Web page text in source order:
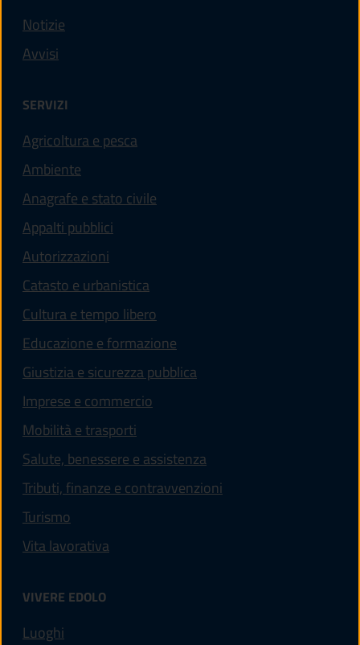
Notizie
Avvisi
SERVIZI
Agricoltura e pesca
Ambiente
Anagrafe e stato civile
Appalti pubblici
Autorizzazioni
Catasto e urbanistica
Cultura e tempo libero
Educazione e formazione
Giustizia e sicurezza pubblica
Imprese e commercio
Mobilità e trasporti
Salute, benessere e assistenza
Tributi, finanze e contravvenzioni
Turismo
Vita lavorativa
VIVERE EDOLO
Luoghi